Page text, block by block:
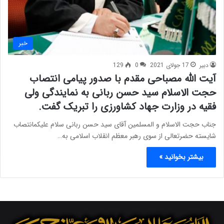
خبر
دبیر 17 جولای 2021 0
129
آیت الله مصباحی مقدم با صدور پیامی انتصاب
حجت الاسلام سید حسن ربانی به نمایندگی ولی
فقیه در وزارت جهاد کشاورزی را تبریک گفت.
جناب حجت الاسلام و المسلمین آقای سید حسن ربانی سلام علیکمانتصاب
شایسته حضرتعالی از سوی رهبر معظم انقلاب اسلامی به…
بیشتر بخوانید »